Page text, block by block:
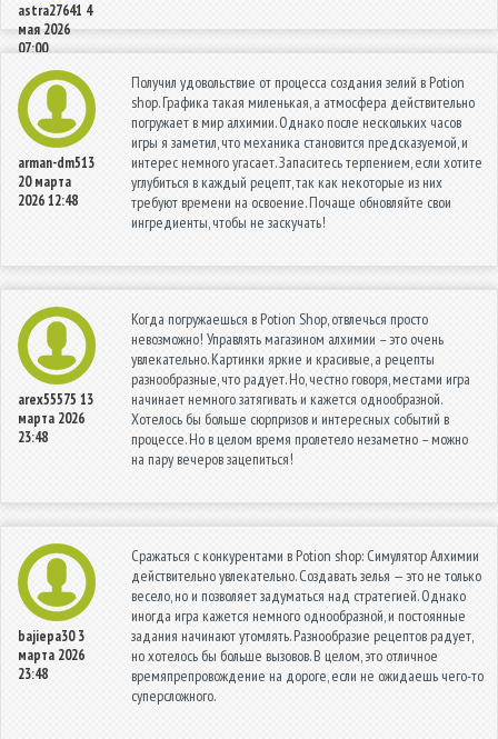
astra27641 4
мая 2026
07:00
arman-dm513
20 марта
2026 12:48
Получил удовольствие от процесса создания зелий в Potion
shop. Графика такая миленькая, а атмосфера действительно
погружает в мир алхимии. Однако после нескольких часов
игры я заметил, что механика становится предсказуемой, и
интерес немного угасает. Запаситесь терпением, если хотите
углубиться в каждый рецепт, так как некоторые из них
требуют времени на освоение. Почаще обновляйте свои
ингредиенты, чтобы не заскучать!
arex55575 13
марта 2026
23:48
Когда погружаешься в Potion Shop, отвлечься просто
невозможно! Управлять магазином алхимии – это очень
увлекательно. Картинки яркие и красивые, а рецепты
разнообразные, что радует. Но, честно говоря, местами игра
начинает немного затягивать и кажется однообразной.
Хотелось бы больше сюрпризов и интересных событий в
процессе. Но в целом время пролетело незаметно – можно
на пару вечеров зацепиться!
bajiepa30 3
марта 2026
23:48
Сражаться с конкурентами в Potion shop: Симулятор Алхимии
действительно увлекательно. Создавать зелья — это не только
весело, но и позволяет задуматься над стратегией. Однако
иногда игра кажется немного однообразной, и постоянные
задания начинают утомлять. Разнообразие рецептов радует,
но хотелось бы больше вызовов. В целом, это отличное
времяпрепровождение на дороге, если не ожидаешь чего-то
суперсложного.